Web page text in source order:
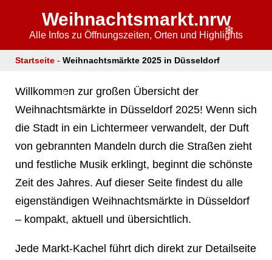
Weihnachtsmarkt.nrw
Alle Infos zu Öffnungszeiten, Orten und Highlights
Startseite - Weihnachtsmärkte 2025 in Düsseldorf
Willkommen zur großen Übersicht der
Weihnachtsmärkte in Düsseldorf 2025! Wenn sich
die Stadt in ein Lichtermeer verwandelt, der Duft
von gebrannten Mandeln durch die Straßen zieht
und festliche Musik erklingt, beginnt die schönste
Zeit des Jahres. Auf dieser Seite findest du alle
eigenständigen Weihnachtsmärkte in Düsseldorf
– kompakt, aktuell und übersichtlich.
Jede Markt-Kachel führt dich direkt zur Detailseite
❄
❄